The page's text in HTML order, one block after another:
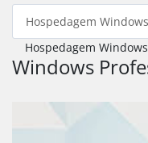
Hospedagem
Windows